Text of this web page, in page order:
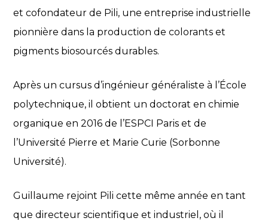
et cofondateur de Pili, une entreprise industrielle
pionnière dans la production de colorants et
pigments biosourcés durables.
Après un cursus d’ingénieur généraliste à l’École
polytechnique, il obtient un doctorat en chimie
organique en 2016 de l’ESPCI Paris et de
l’Université Pierre et Marie Curie (Sorbonne
Université).
Guillaume rejoint Pili cette même année en tant
que directeur scientifique et industriel, où il